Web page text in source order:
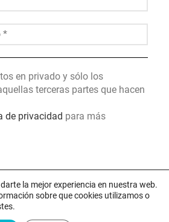
en privado y sólo los
terceras partes que hacen
de privacidad para más
la mejor experiencia en nuestra web.
sobre que cookies utilizamos o